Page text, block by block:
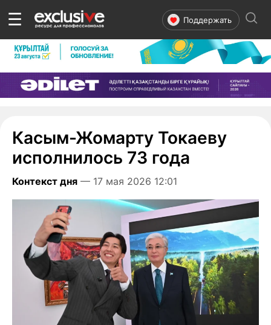
☰ Поддержать
Касым-Жомарту Токаеву
исполнилось 73 года
Контекст дня — 17 мая 2026 12:01